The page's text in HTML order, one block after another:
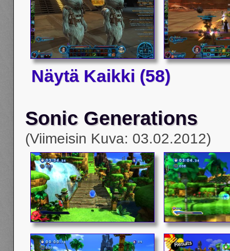
Näytä Kaikki (58)
Sonic Generations
(Viimeisin Kuva: 03.02.2012)